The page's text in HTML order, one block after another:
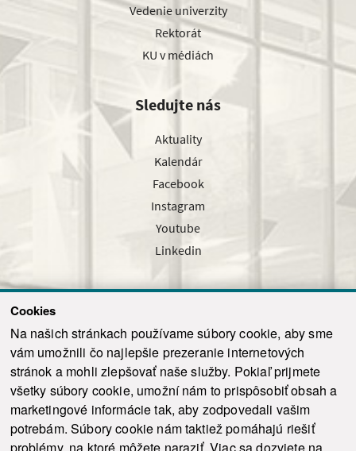
Cookies
Na našich stránkach používame súbory cookie, aby sme
vám umožnili čo najlepšie prezeranie internetových
stránok a mohli zlepšovať naše služby. Pokiaľ prijmete
všetky súbory cookie, umožní nám to prispôsobiť obsah a
marketingové informácie tak, aby zodpovedali vašim
potrebám. Súbory cookie nám taktiež pomáhajú riešiť
problémy, na ktoré môžete naraziť. Viac sa dozviete na
Vedenie univerzity
Rektorát
KU v médiách
Sledujte nás
Aktuality
Kalendár
Facebook
Instagram
Youtube
Linkedin
Odoslať